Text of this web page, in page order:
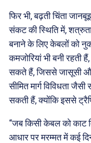
फिर भी, बढ़ती चिंता
संकट की स्थिति में,
बनाने के लिए केबलों को
कमजोरियां भी बनी रहती
सकते हैं, जिससे जासूसी
सीमित मार्ग विविधता
सकती हैं, क्योंकि इससे
“जब किसी केबल को काट
आधार पर मरम्मत में कई